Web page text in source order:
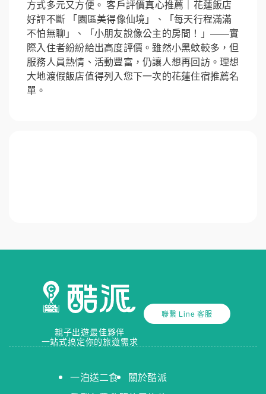
方式多元又方便。 客戶評價真心推薦｜花蓮飯店
好評不斷 「園區美得像仙境」、「每天行程滿滿
不怕無聊」、「小朋友說像公主的房間！」——實
際入住者紛紛給出高度評價。雖然小黑蚊較多，但
服務人員熱情、活動豐富，仍讓人想再回訪。理想
大地渡假飯店值得列入您下一次的花蓮住宿推薦名
單。
親子出遊最佳夥伴
一站式搞定你的旅遊需求
聯繫 Line 客服
一泊送二食
關於酷派